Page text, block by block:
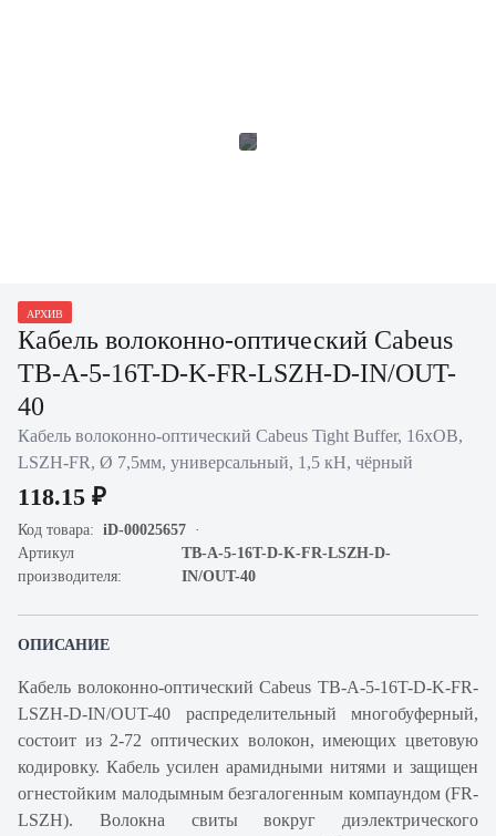
АРХИВ
Кабель волоконно-оптический Cabeus
TB-A-5-16T-D-K-FR-LSZH-D-IN/OUT-
40
Кабель волоконно-оптический Cabeus Tight Buffer, 16хОВ,
LSZH-FR, Ø 7,5мм, универсальный, 1,5 кН, чёрный
118.15 ₽
Код товара: iD-00025657
Артикул
производителя:
TB-A-5-16T-D-K-FR-LSZH-D-
IN/OUT-40
ОПИСАНИЕ
Кабель волоконно-оптический Cabeus TB-A-5-16T-D-K-FR-
LSZH-D-IN/OUT-40 распределительный многобуферный,
состоит из 2-72 оптических волокон, имеющих цветовую
кодировку. Кабель усилен арамидными нитями и защищен
огнестойким малодымным безгалогенным компаундом (FR-
LSZH). Волокна свиты вокруг диэлектрического